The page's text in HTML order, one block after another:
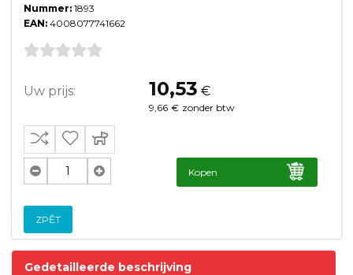
Nummer: 1893
EAN: 4008077741662
Uw prijs: 10,53 €
9,66 € zonder btw
Kopen
ZPĚT
Gedetailleerde beschrijving